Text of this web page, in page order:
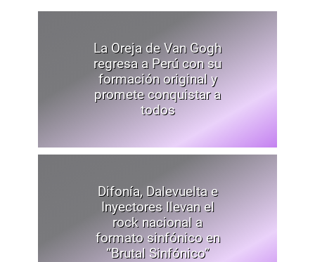
La Oreja de Van Gogh
regresa a Perú con su
formación original y
promete conquistar a
todos
Difonía, Dalevuelta e
Inyectores llevan el
rock nacional a
formato sinfónico en
“Brutal Sinfónico”